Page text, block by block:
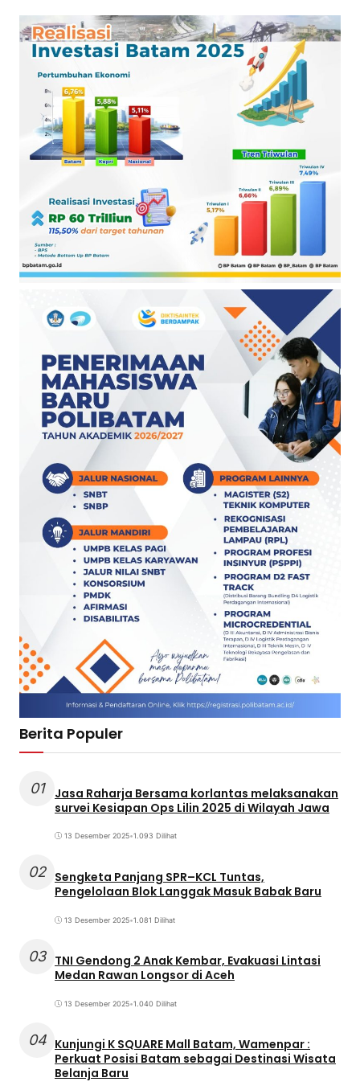
Berita Populer
01
Jasa Raharja Bersama korlantas melaksanakan
survei Kesiapan Ops Lilin 2025 di Wilayah Jawa
13 Desember 2025•1.093 Dilihat
02 Sengketa Panjang SPR–KCL Tuntas,
Pengelolaan Blok Langgak Masuk Babak Baru
13 Desember 2025•1.081 Dilihat
03 TNI Gendong 2 Anak Kembar, Evakuasi Lintasi
Medan Rawan Longsor di Aceh
13 Desember 2025•1.040 Dilihat
04 Kunjungi K SQUARE Mall Batam, Wamenpar :
Perkuat Posisi Batam sebagai Destinasi Wisata
Belanja Baru